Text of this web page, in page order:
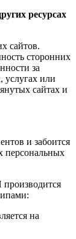
ресурсах
сайтов.
сторонних
за
услугах или
сайтах и
и забоится
персональных
на